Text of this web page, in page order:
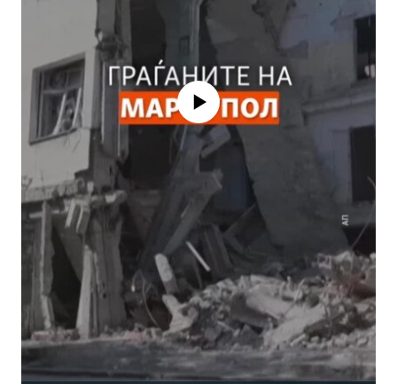
No media source currently available